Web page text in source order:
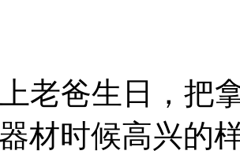
老爸生日，把
材时候高兴的